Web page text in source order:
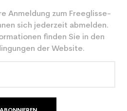
Blau
3.9
Anmeldung zum Freeglisse-
sich jederzeit abmelden.
finden Sie in den
der Website.